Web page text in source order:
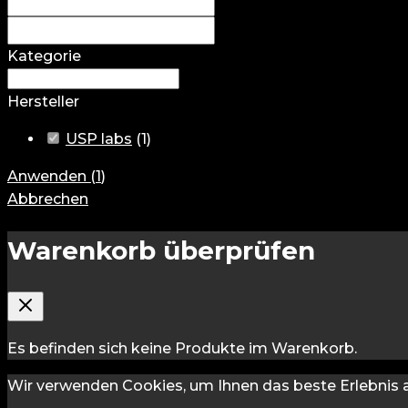
Kategorie
Hersteller
USP labs (1)
Anwenden (1)
Abbrechen
Warenkorb überprüfen
Es befinden sich keine Produkte im Warenkorb.
Wir verwenden Cookies, um Ihnen das beste Erlebnis